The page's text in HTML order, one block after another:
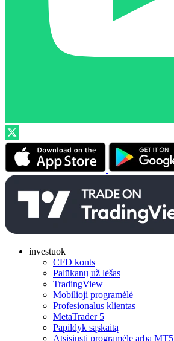
investuok
CFD konts
Palūkanų už lėšas
TradingView
Mobilioji programėlė
Profesionalus klientas
MetaTrader 5
Papildyk sąskaitą
Atsisiųsti programėlę arba MT5